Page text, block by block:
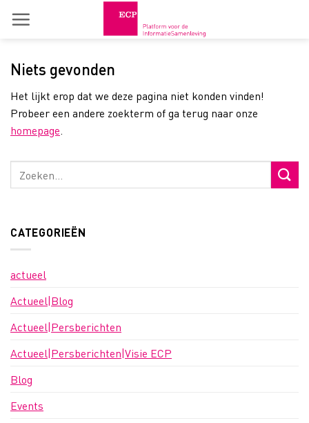
Niets gevonden
Het lijkt erop dat we deze pagina niet konden vinden!
Probeer een andere zoekterm of ga terug naar onze
homepage
CATEGORIEËN
actueel
Actueel|Blog
Actueel|Persberichten
Actueel|Persberichten|Visie ECP
Blog
Events